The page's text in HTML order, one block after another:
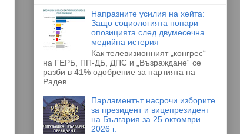
Напразните усилия на хейта:
Защо социологията попари
опозицията след двумесечна
медийна истерия
Как телевизионният „конгрес“
на ГЕРБ, ПП-ДБ, ДПС и „Възраждане“ се
разби в 41% одобрение за партията на
Радев
Парламентът насрочи изборите
за президент и вицепрезидент
на България за 25 октомври
2026 г.